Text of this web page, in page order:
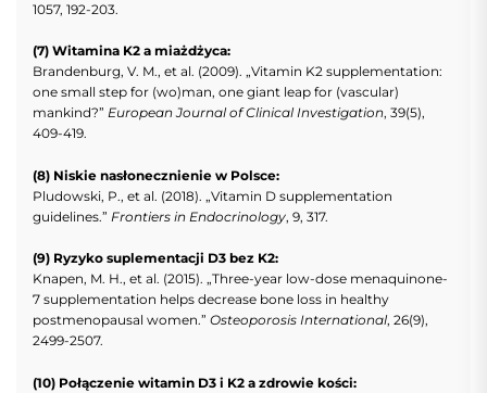
1057, 192-203.
(7) Witamina K2 a miażdżyca:
Brandenburg, V. M., et al. (2009). „Vitamin K2 supplementation:
one small step for (wo)man, one giant leap for (vascular)
mankind?” European Journal of Clinical Investigation, 39(5),
409-419.
(8) Niskie nasłonecznienie w Polsce:
Pludowski, P., et al. (2018). „Vitamin D supplementation
guidelines.” Frontiers in Endocrinology, 9, 317.
(9) Ryzyko suplementacji D3 bez K2:
Knapen, M. H., et al. (2015). „Three-year low-dose menaquinone-
7 supplementation helps decrease bone loss in healthy
postmenopausal women.” Osteoporosis International, 26(9),
2499-2507.
(10) Połączenie witamin D3 i K2 a zdrowie kości: